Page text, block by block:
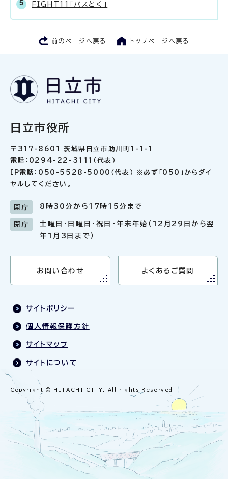
FIGHT11「パスとく」
前のページへ戻る トップページへ戻る
日立市役所
〒317-8601 茨城県日立市助川町1-1-1
電話：0294-22-3111（代表）
IP電話：050-5528-5000（代表） ※必ず「050」からダイ
ヤルしてください。
開庁 8時30分から17時15分まで
閉庁
土曜日・日曜日・祝日・年末年始（12月29日から翌
年1月3日まで）
お問い合わせ よくあるご質問
サイトポリシー
個人情報保護方針
サイトマップ
サイトについて
Copyright © HITACHI CITY. All rights Reserved.